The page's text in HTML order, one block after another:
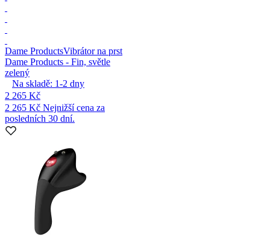
Dame ProductsVibrátor na prst
Dame Products - Fin, světle
zelený
Na skladě: 1-2 dny
2 265 Kč
2 265 Kč Nejnižší cena za
posledních 30 dní.